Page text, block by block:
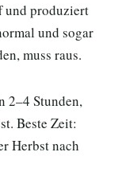
und produziert
und sogar
muss raus.
2–4 Stunden,
Beste Zeit:
Herbst nach